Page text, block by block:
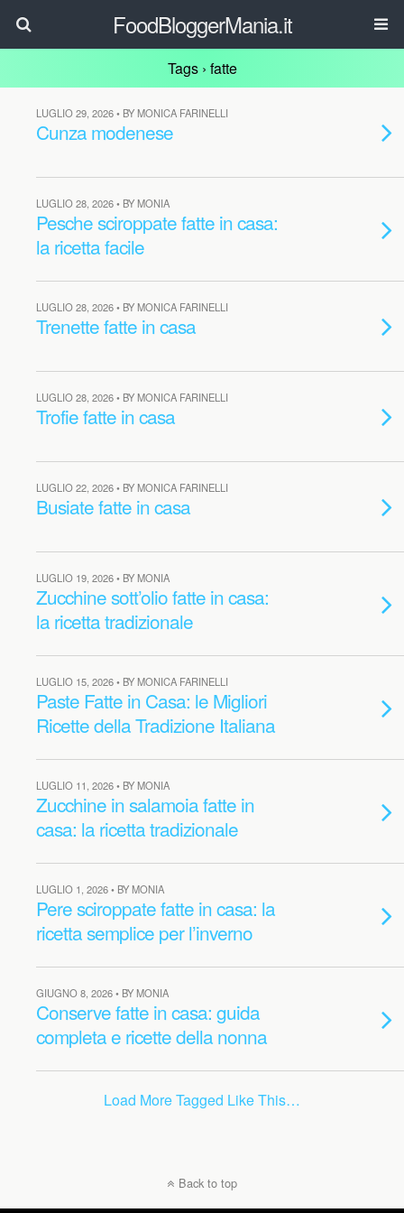
FoodBloggerMania.it
Tags › fatte
LUGLIO 29, 2026 • BY MONICA FARINELLI
Cunza modenese
LUGLIO 28, 2026 • BY MONIA
Pesche sciroppate fatte in casa:
la ricetta facile
LUGLIO 28, 2026 • BY MONICA FARINELLI
Trenette fatte in casa
LUGLIO 28, 2026 • BY MONICA FARINELLI
Trofie fatte in casa
LUGLIO 22, 2026 • BY MONICA FARINELLI
Busiate fatte in casa
LUGLIO 19, 2026 • BY MONIA
Zucchine sott’olio fatte in casa:
la ricetta tradizionale
LUGLIO 15, 2026 • BY MONICA FARINELLI
Paste Fatte in Casa: le Migliori
Ricette della Tradizione Italiana
LUGLIO 11, 2026 • BY MONIA
Zucchine in salamoia fatte in
casa: la ricetta tradizionale
LUGLIO 1, 2026 • BY MONIA
Pere sciroppate fatte in casa: la
ricetta semplice per l’inverno
GIUGNO 8, 2026 • BY MONIA
Conserve fatte in casa: guida
completa e ricette della nonna
Load More Tagged Like This…
Back to top